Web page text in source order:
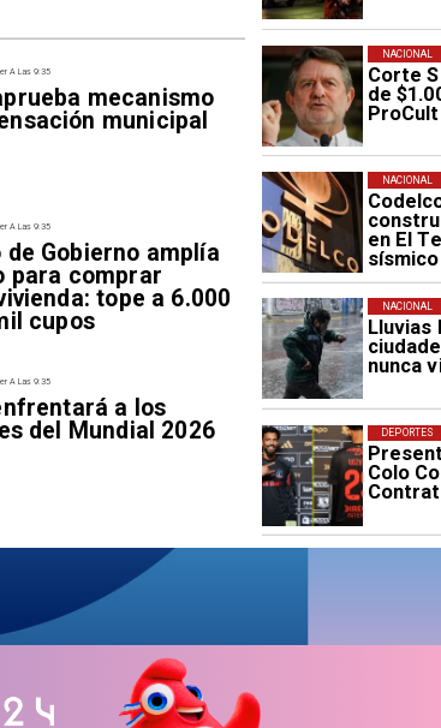
Corte
de
NACIONAL
en El
NACIONAL
Lluvias
nunca
NACIONAL
Colo
DEPORTES
A Las 9:35
mecanismo
municipal
A Las 9:35
de Gobierno amplía
para comprar
tope a 6.000
cupos
A Las 9:35
a los
del Mundial 2026